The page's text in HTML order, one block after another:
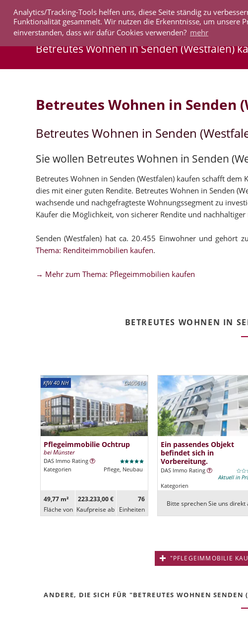
Analytics/Tracking-Tools helfen uns, diese Seite ständig zu
Funktionalität gesammelt. Wir nutzen die Erkenntnisse, um unsere
einverstanden, dass wir dafür Cookies verwenden? mehr
IMMOBILIEN
Betreutes Wohnen in Senden (Westfalen)
Betreutes Wohnen in Senden
Betreutes Wohnen in Senden
Sie wollen Betreutes Wohnen in Senden
Betreutes Wohnen in Senden (Westfalen) kaufen schafft
dies mit einer guten Rendite. Betreutes Wohnen in Senden
wachsende und nachgefragteste Wohnungssegment zu
Käufer die Möglichkeit, von sicherer Rendite und
Senden (Westfalen) hat ca. 20.455 Einwohner und gehört
Thema: Renditeimmobilien kaufen.
→ Mehr zum Thema: Pflegeimmobilien kaufen
BETREUTES WOHNEN IN
DA00616
KfW 40 NH
Pflegeimmobilie Ochtrup
bei Münster
DAS Immo Rating
Kategorien
Pflege, Neubau
49,77 m²
Fläche von
223.233,00 €
Kaufpreise ab
76
Ein­heiten
Ein passendes Objekt
befindet sich in
Vorbereitung.
DAS Immo Rating
Aktuell in
Kategorien
Bitte sprechen Sie uns direkt
"PFLEGEIMMOBILIE
ANDERE, DIE SICH FÜR "BETREUTES WOHNEN